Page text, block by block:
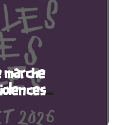
en France